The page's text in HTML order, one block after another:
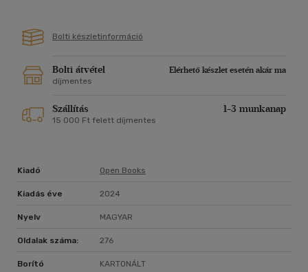
Bolti készletinformáció
Bolti átvétel
Elérhető készlet esetén akár ma
díjmentes
Szállítás 1-3 munkanap
15 000 Ft felett díjmentes
Kiadó Open Books
Kiadás éve 2024
Nyelv MAGYAR
Oldalak száma: 276
Borító KARTONÁLT